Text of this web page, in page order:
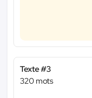
Texte #3
320 mots